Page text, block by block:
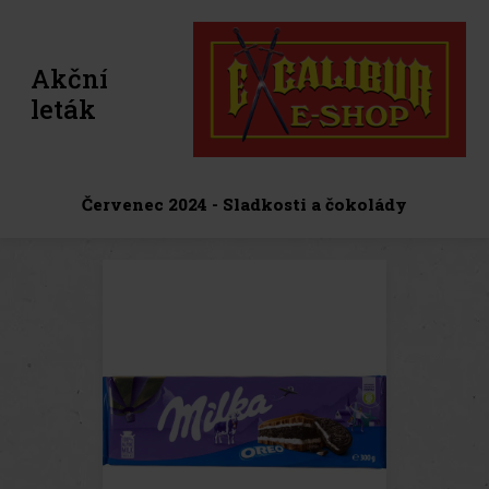
Akční
leták
Červenec 2024 - Sladkosti a čokolády